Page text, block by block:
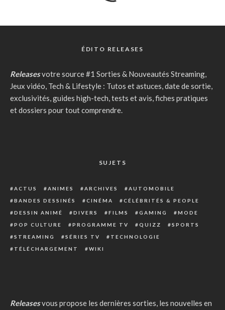
ÉDITO RELEASES
Releasesvotre source #1 Sorties & Nouveautés Streaming,
Jeux vidéo, Tech & Lifestyle : Tutos et astuces, date de sortie,
exclusivités, guides high-tech, tests et avis, fiches pratiques
et dossiers pour tout comprendre.
SUJETS
ACTUS ANIMES ARCHIVES
AUTOMOBILE
BANDES DESSINÉS
CINÉMA
CÉLÉBRITÉS & PEOPLE
DESSIN ANIMÉ
DIVERS FILMS GAMING
MODE
POP CULTURE
PROGRAMME TV QUIZZ
SPORTS
STREAMING
SÉRIES TV
TECHNOLOGIE
TÉLÉCHARGEMENT
WIKI
Releasesvous propose les dernières sorties, les nouvelles en